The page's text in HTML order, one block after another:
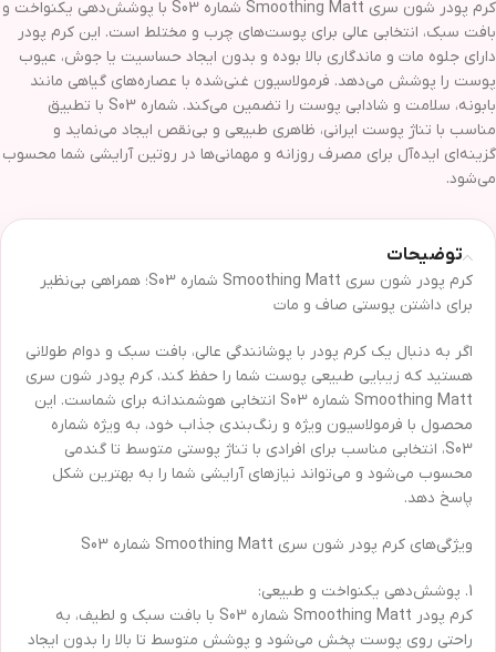
کرم پودر شون سری Smoothing Matt شماره S03 با پوشش‌دهی یکنواخت و
بافت سبک، انتخابی عالی برای پوست‌های چرب و مختلط است. این کرم پودر
دارای جلوه مات و ماندگاری بالا بوده و بدون ایجاد حساسیت یا جوش، عیوب
پوست را پوشش می‌دهد. فرمولاسیون غنی‌شده با عصاره‌های گیاهی مانند
بابونه، سلامت و شادابی پوست را تضمین می‌کند. شماره S03 با تطبیق
مناسب با تناژ پوست ایرانی، ظاهری طبیعی و بی‌نقص ایجاد می‌نماید و
گزینه‌ای ایده‌آل برای مصرف روزانه و مهمانی‌ها در روتین آرایشی شما محسوب
می‌شود.
توضیحات
کرم پودر شون سری Smoothing Matt شماره S03؛ همراهی بی‌نظیر
برای داشتن پوستی صاف و مات
اگر به دنبال یک کرم پودر با پوشانندگی عالی، بافت سبک و دوام طولانی
هستید که زیبایی طبیعی پوست شما را حفظ کند، کرم پودر شون سری
Smoothing Matt شماره S03 انتخابی هوشمندانه برای شماست. این
محصول با فرمولاسیون ویژه و رنگ‌بندی جذاب خود، به ویژه شماره
S03، انتخابی مناسب برای افرادی با تناژ پوستی متوسط تا گندمی
محسوب می‌شود و می‌تواند نیازهای آرایشی شما را به بهترین شکل
پاسخ دهد.
ویژگی‌های کرم پودر شون سری Smoothing Matt شماره S03
1. پوشش‌دهی یکنواخت و طبیعی:
کرم پودر Smoothing Matt شماره S03 با بافت سبک و لطیف، به
راحتی روی پوست پخش می‌شود و پوشش متوسط تا بالا را بدون ایجاد